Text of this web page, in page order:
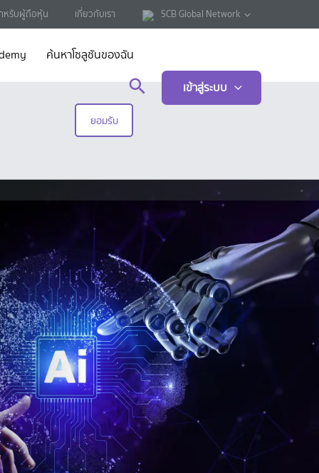
หรับผู้ถือหุ้น เกี่ยวกับเรา SCB Global Network
ค้นหาโซลูชันของฉัน
เข้าสู่ระบบ
ยอมรับ